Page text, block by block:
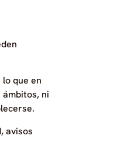
que en
ni
avisos